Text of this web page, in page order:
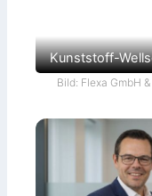
Kunststoff-
Bild: Flexa GmbH &